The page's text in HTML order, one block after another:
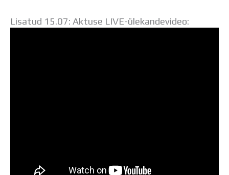
Lisatud 15.07: Aktuse LIVE-ülekandevideo: